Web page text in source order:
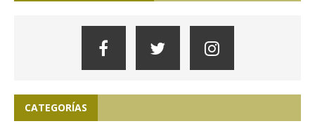
CATEGORÍAS